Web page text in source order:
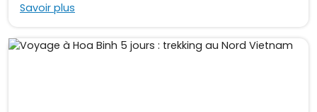
Savoir plus